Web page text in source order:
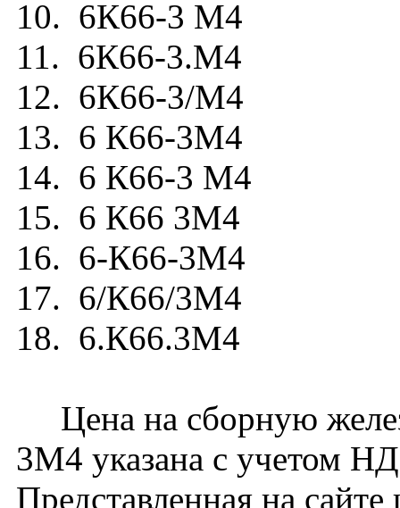
10. 6К66-3 М4
11. 6К66-3.М4
12. 6К66-3/М4
13. 6 К66-3М4
14. 6 К66-3 М4
15. 6 К66 3М4
16. 6-К66-3М4
17. 6/К66/3М4
18. 6.К66.3М4
Цена на сборную
3М4 указана с учетом
Представленная на